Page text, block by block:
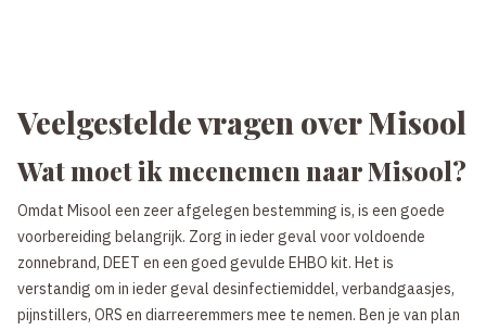
Veelgestelde vragen over Misool
Wat moet ik meenemen naar Misool?
Omdat Misool een zeer afgelegen bestemming is, is een goede
voorbereiding belangrijk. Zorg in ieder geval voor voldoende
zonnebrand, DEET en een goed gevulde EHBO kit. Het is
verstandig om in ieder geval desinfectiemiddel, verbandgaasjes,
pijnstillers, ORS en diarreeremmers mee te nemen. Ben je van plan